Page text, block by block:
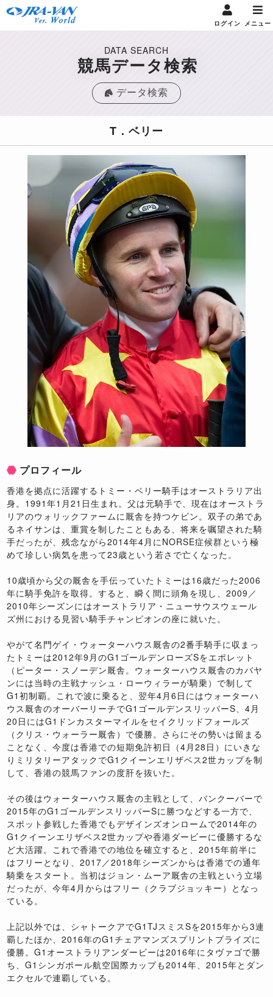
ログイン メニュー
DATA SEARCH
競馬データ検索
データ検索
T．ベリー
プロフィール
香港を拠点に活躍するトミー・ベリー騎手はオーストラリア出
身。1991年1月21日生まれ。父は元騎手で、現在はオーストラ
リアのウォリックファームに厩舎を持つケビン。双子の弟であ
るネイサンは、重賞を制したこともある、将来を嘱望された騎
手だったが、残念ながら2014年4月にNORSE症候群という極
めて珍しい病気を患って23歳という若さで亡くなった。
10歳頃から父の厩舎を手伝っていたトミーは16歳だった2006
年に騎手免許を取得。すると、瞬く間に頭角を現し、2009／
2010年シーズンにはオーストラリア・ニューサウスウェール
ズ州における見習い騎手チャンピオンの座に就いた。
やがて名門ゲイ・ウォーターハウス厩舎の2番手騎手に収まっ
たトミーは2012年9月のG1ゴールデンローズSをエポレット
（ピーター・スノーデン厩舎。ウォーターハウス厩舎のカバヤ
ンには当時の主戦ナッシュ・ローウィラーが騎乗）で制して
G1初制覇。これで波に乗ると、翌年4月6日にはウォーターハ
ウス厩舎のオーバーリーチでG1ゴールデンスリッパーS、4月
20日にはG1ドンカスターマイルをセイクリッドフォールズ
（クリス・ウォーラー厩舎）で優勝。さらにその勢いは留まる
ことなく、今度は香港での短期免許初日（4月28日）にいきな
りミリタリーアタックでG1クイーンエリザベス2世カップを制
して、香港の競馬ファンの度肝を抜いた。
その後はウォーターハウス厩舎の主戦として、バンクーバーで
2015年のG1ゴールデンスリッパーSに勝つなどする一方で、
スポット参戦した香港でもデザインズオンロームで2014年の
G1クイーンエリザベス2世カップや香港ダービーに優勝するな
ど大活躍。これで香港での地位を確立すると、2015年前半に
はフリーとなり、2017／2018年シーズンからは香港での通年
騎乗をスタート。当初はジョン・ムーア厩舎の主戦という立場
だったが、今年4月からはフリー（クラブジョッキー）となっ
ている。
上記以外では、シャトークアでG1TJスミスSを2015年から3連
覇したほか、2016年のG1チェアマンズスプリントプライズに
優勝。G1オーストラリアンダービーは2016年にタヴァゴで勝
ち、G1シンガポール航空国際カップも2014年、2015年とダン
エクセルで連覇している。